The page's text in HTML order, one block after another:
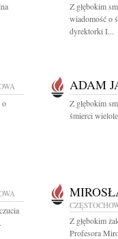
Z głębokim
wiadomość o
dyrektorki I...
o
ADAM
Z głębokim
śmierci
Z głębokim
Profesora